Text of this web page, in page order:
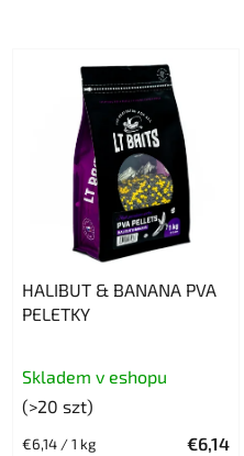
HALIBUT & BANANA PVA
PELETKY
Skladem v eshopu
(>20 szt)
€6,14
Cena
€6,14 / 1 kg